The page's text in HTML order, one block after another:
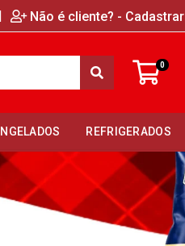
| Não é cliente? - Cadastrar
0
REFRIGERADOS